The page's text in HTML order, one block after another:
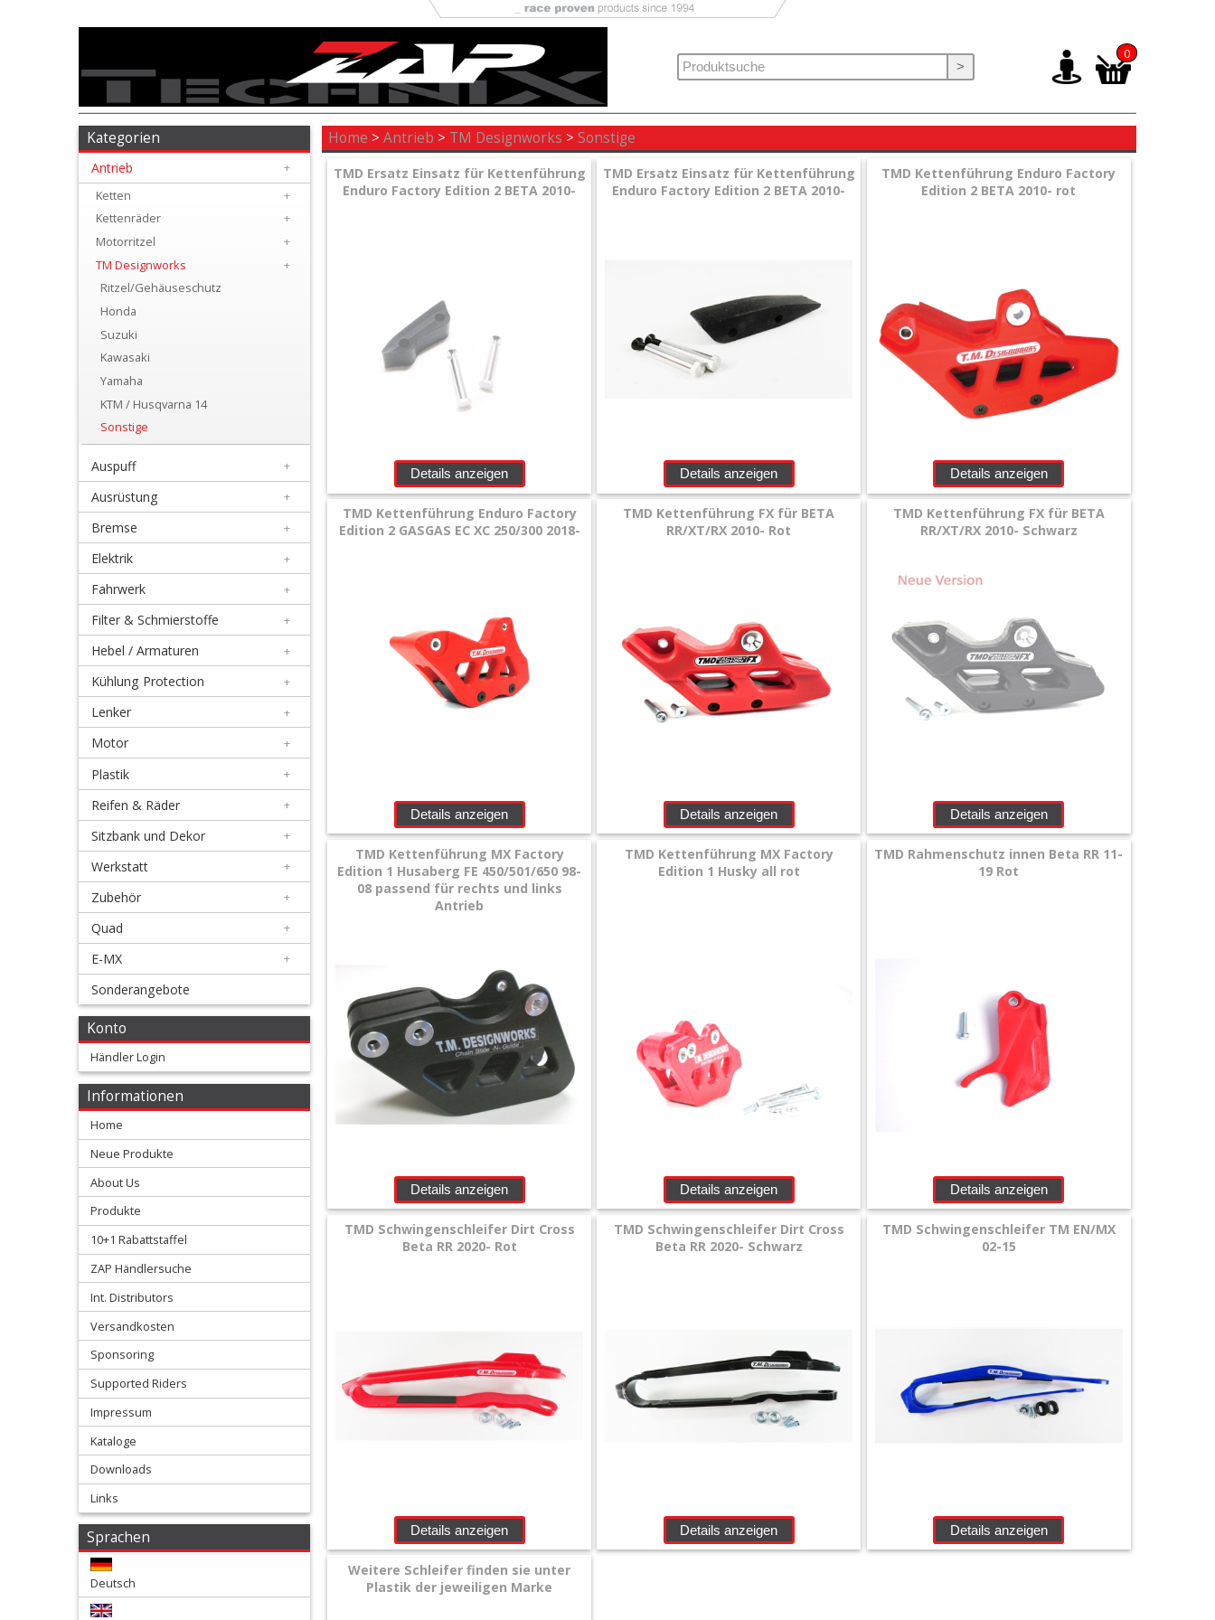
Antrieb
Ketten
Kettenräder
Motorritzel
Designworks
Ritzel/Gehäuseschutz
Honda
Suzuki
Kawasaki
Yamaha
Husqvarna
Sonstige
Auspuff
Ausrüstung
Bremse
Elektrik
Fahrwerk
Filter
Schmierstoffe
Hebel
Armaturen
Kühlung
Protection
Lenker
Motor
Plastik
>
0
Kategorien
Antrieb
+
Ketten
+
Kettenräder
+
Motorritzel
+
TM Designworks
+
Ritzel/Gehäuseschutz
Honda
Suzuki
Kawasaki
Yamaha
KTM / Husqvarna 14
Sonstige
Auspuff +
Ausrüstung +
Bremse +
Elektrik +
Fahrwerk +
Filter & Schmierstoffe +
Hebel / Armaturen +
Kühlung Protection +
Lenker +
Motor +
Plastik +
Reifen & Räder +
Sitzbank und Dekor +
Werkstatt +
Zubehör +
Quad +
E-MX +
Sonderangebote
Konto
Händler Login
Informationen
Home
Neue Produkte
About Us
Produkte
10+1 Rabattstaffel
ZAP Händlersuche
Int. Distributors
Versandkosten
Sponsoring
Supported Riders
Impressum
Kataloge
Downloads
Links
Sprachen
Deutsch
Home >Antrieb > TM Designworks > Sonstige
TMD Ersatz Einsatz für Kettenführung
Enduro Factory Edition 2 BETA 2010-
Details anzeigen
TMD Ersatz Einsatz für Kettenführung
Enduro Factory Edition 2 BETA 2010-
Details anzeigen
TMD Kettenführung Enduro Factory
Edition 2 BETA 2010- rot
Details anzeigen
TMD Kettenführung Enduro Factory
Edition 2 GASGAS EC XC 250/300 2018-
Details anzeigen
TMD Kettenführung FX für BETA
RR/XT/RX 2010- Rot
Details anzeigen
TMD Kettenführung FX für BETA
RR/XT/RX 2010- Schwarz
Details anzeigen
TMD Kettenführung MX Factory
Edition 1 Husaberg FE 450/501/650 98-
08 passend für rechts und links
Antrieb
Details anzeigen
TMD Kettenführung MX Factory
Edition 1 Husky all rot
Details anzeigen
TMD Rahmenschutz innen Beta RR 11-
19 Rot
Details anzeigen
TMD Schwingenschleifer Dirt Cross
Beta RR 2020- Rot
Details anzeigen
TMD Schwingenschleifer Dirt Cross
Beta RR 2020- Schwarz
Details anzeigen
TMD Schwingenschleifer TM EN/MX
02-15
Details anzeigen
Weitere Schleifer finden sie unter
Plastik der jeweiligen Marke